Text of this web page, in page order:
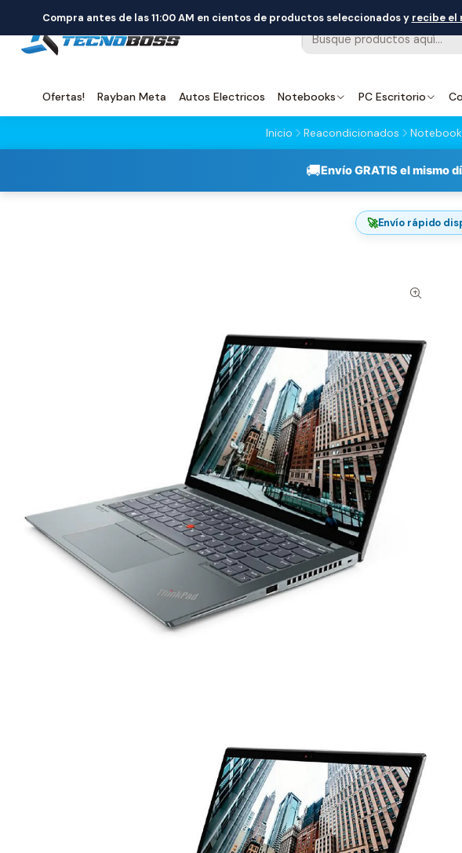
Ofertas! Rayban Meta Autos Electricos Notebooks PC Escritorio
Compra antes de las 11:00 AM en cientos de productos seleccionados y recibe el
Inicio Reacondicionados
🚚Envío GRATIS el mismo
🚀Envío rápido